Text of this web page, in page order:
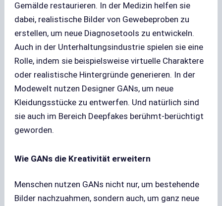
Gemälde restaurieren. In der Medizin helfen sie
dabei, realistische Bilder von Gewebeproben zu
erstellen, um neue Diagnosetools zu entwickeln.
Auch in der Unterhaltungsindustrie spielen sie eine
Rolle, indem sie beispielsweise virtuelle Charaktere
oder realistische Hintergründe generieren. In der
Modewelt nutzen Designer GANs, um neue
Kleidungsstücke zu entwerfen. Und natürlich sind
sie auch im Bereich Deepfakes berühmt-berüchtigt
geworden.
Wie GANs die Kreativität erweitern
Menschen nutzen GANs nicht nur, um bestehende
Bilder nachzuahmen, sondern auch, um ganz neue